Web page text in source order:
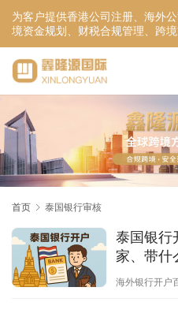
为客户提供香港公司注册、海外
境资金规划、财税合规管理、跨
服务！
首页 泰国银行审核
泰国银
家、带什
海外银行开户